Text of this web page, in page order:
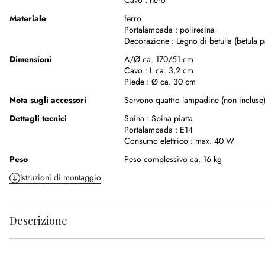
Materiale
ferro
Portalampada : poliresina
Decorazione : Legno di betulla (betula
Dimensioni
A/Ø ca. 170/51 cm
Cavo : L ca. 3,2 cm
Piede : Ø ca. 30 cm
Nota sugli accessori
Servono quattro lampadine (non incluse)
Dettagli tecnici
Spina : Spina piatta
Portalampada : E14
Consumo elettrico : max. 40 W
Peso
Peso complessivo ca. 16 kg
Istruzioni di montaggio
Descrizione